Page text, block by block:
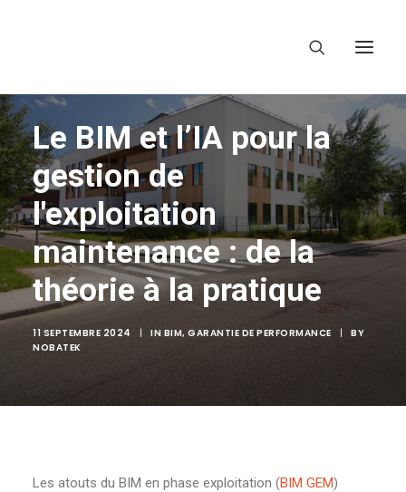
Le BIM et l’IA pour la
gestion de
l'exploitation
maintenance : de la
théorie à la pratique
11 SEPTEMBRE 2024 | IN BIM, GARANTIE DE PERFORMANCE |
BY
NOBATEK
Les atouts du BIM en phase exploitation (BIM GEM)